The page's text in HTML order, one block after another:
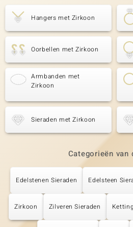
Hangers met Zirkoon
Oorbellen met Zirkoon
Armbanden met
Zirkoon
Sieraden met Zirkoon
Categorieën van
Edelstenen Sieraden Edelsteen
Zirkoon Zilveren Sieraden